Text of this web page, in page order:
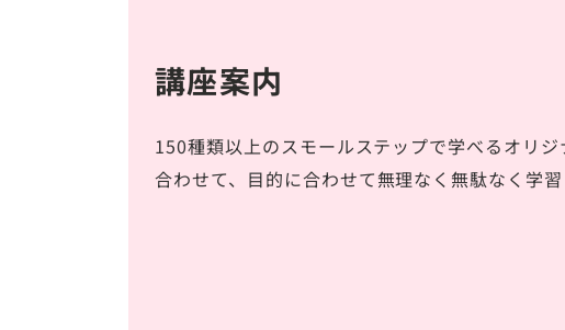
講座案内
150種類以上のスモールステップで学べるオリ
合わせて、目的に合わせて無理なく無駄なく学習